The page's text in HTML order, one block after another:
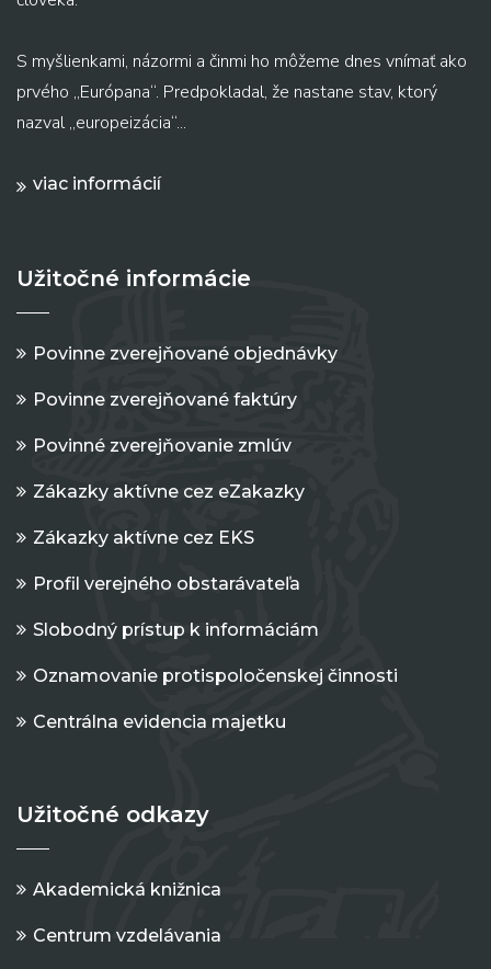
S myšlienkami, názormi a činmi ho môžeme dnes vnímať ako
prvého „Európana“. Predpokladal, že nastane stav, ktorý
nazval „europeizácia“...
viac informácií
Užitočné informácie
Povinne zverejňované objednávky
Povinne zverejňované faktúry
Povinné zverejňovanie zmlúv
Zákazky aktívne cez eZakazky
Zákazky aktívne cez EKS
Profil verejného obstarávateľa
Slobodný prístup k informáciám
Oznamovanie protispoločenskej činnosti
Centrálna evidencia majetku
Užitočné odkazy
Akademická knižnica
Centrum vzdelávania